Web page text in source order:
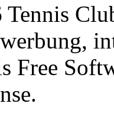
Free